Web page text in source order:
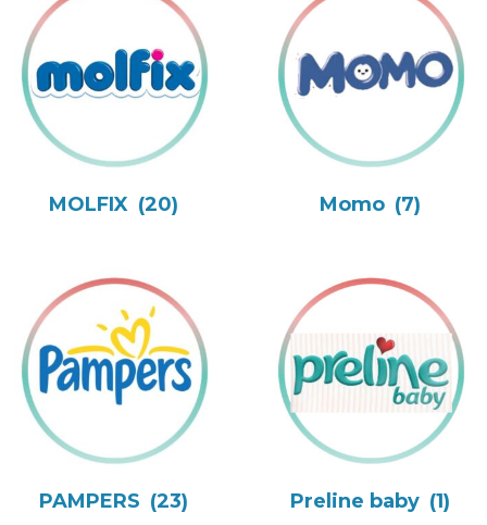
MOLFIX (20) Momo (7)
PAMPERS (23) Preline baby (1)